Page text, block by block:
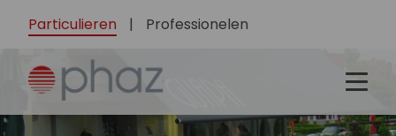
Particulieren | Professionelen